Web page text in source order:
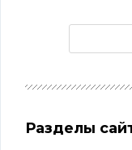
Разделы